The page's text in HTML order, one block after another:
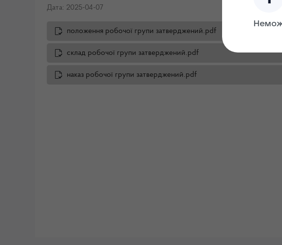
Дата: 2025-04-07
положення робочої групи затверджений.pdf
склад робочої групи затверджений.pdf
наказ робочої групи затверджений.pdf